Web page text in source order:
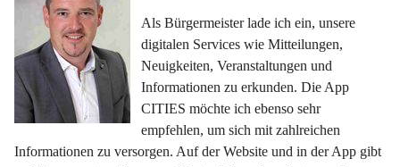
Als Bürgermeister lade ich ein, unsere
digitalen Services wie Mitteilungen,
Neuigkeiten, Veranstaltungen und
Informationen zu erkunden. Die App
CITIES möchte ich ebenso sehr
empfehlen, um sich mit zahlreichen
Informationen zu versorgen. Auf der Website und in der App gibt